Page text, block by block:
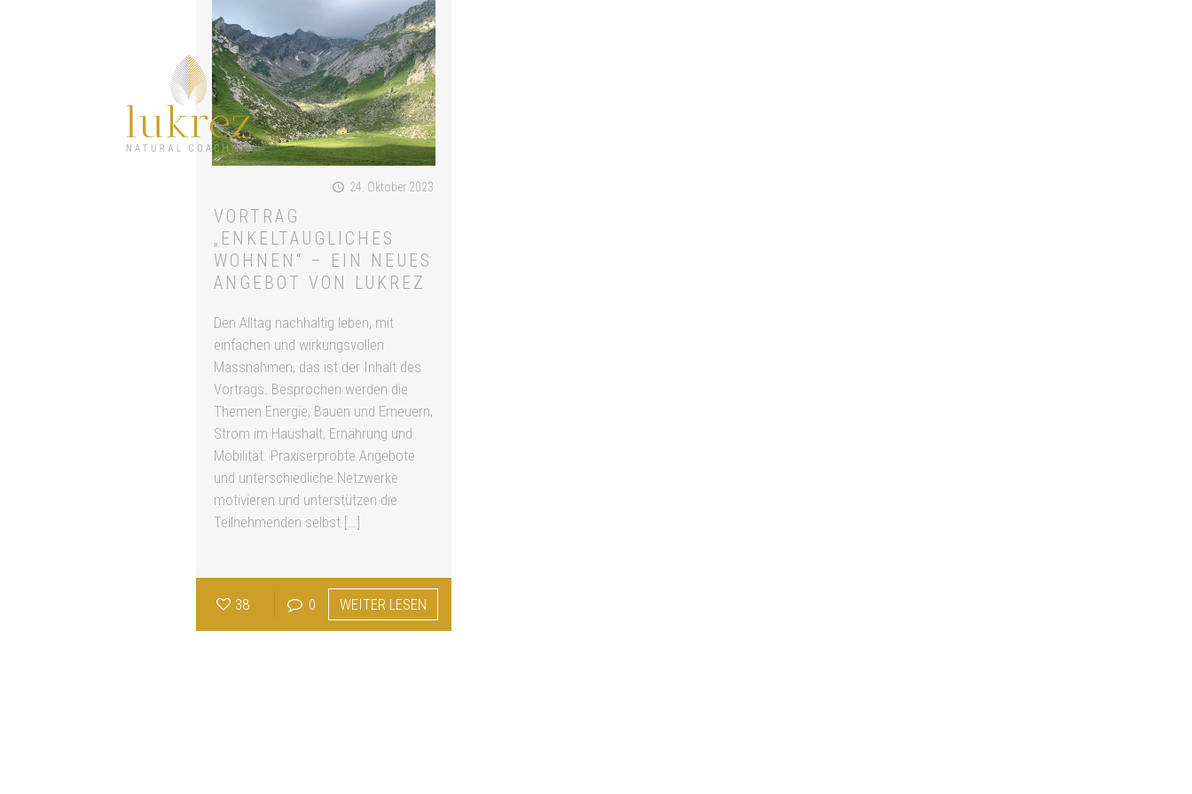
24. Oktober 2023
VORTRAG
„ENKELTAUGLICHES
WOHNEN“ – EIN NEUES
ANGEBOT VON LUKREZ
Den Alltag nachhaltig leben, mit
einfachen und wirkungsvollen
Massnahmen, das ist der Inhalt des
Vortrags. Besprochen werden die
Themen Energie, Bauen und Erneuern,
Strom im Haushalt, Ernährung und
Mobilität. Praxiserprobte Angebote
und unterschiedliche Netzwerke
motivieren und unterstützen die
Teilnehmenden selbst[…]
38 0 WEITER LESEN